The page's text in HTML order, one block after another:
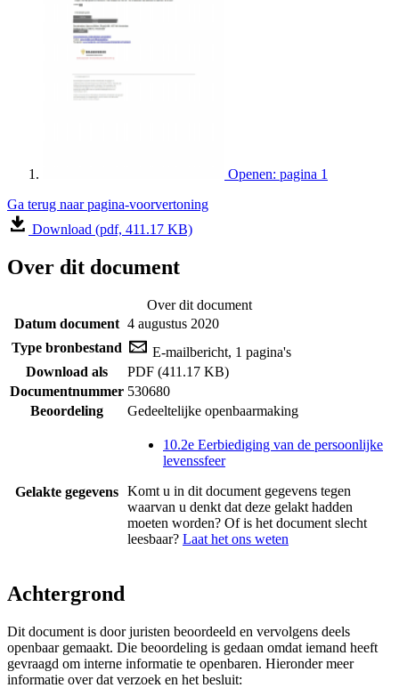
Openen: pagina 1
Ga terug naar pagina-voorvertoning
Download (pdf, 411.17 KB)
Over dit document
Over dit document
Datum document 4 augustus 2020
Type bronbestand
E-mailbericht, 1 pagina's
Download als
PDF (411.17 KB)
Documentnummer 530680
Beoordeling
Gedeeltelijke openbaarmaking
Gelakte gegevens
10.2e Eerbiediging van de persoonlijke
levenssfeer
Komt u in dit document gegevens tegen
waarvan u denkt dat deze gelakt hadden
moeten worden? Of is het document slecht
leesbaar? Laat het ons weten
Achtergrond
Dit document is door juristen beoordeeld en vervolgens deels
openbaar gemaakt. Die beoordeling is gedaan omdat iemand heeft
gevraagd om interne informatie te openbaren. Hieronder meer
informatie over dat verzoek en het besluit: